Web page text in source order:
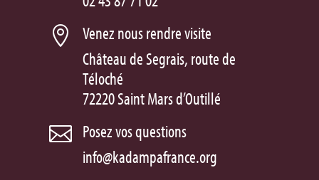

Venez nous rendre visite
Château de Segrais, route de
Téloché
72220 Saint Mars d’Outillé
 Posez vos questions
info@kadampafrance.org